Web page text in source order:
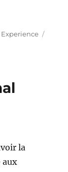
Catégories
Experience
la
aux